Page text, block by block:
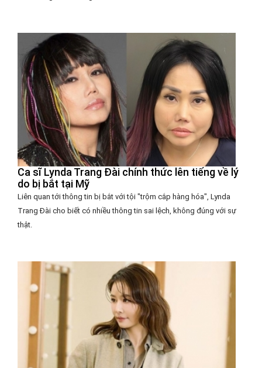
Ca sĩ Lynda Trang Đài chính thức lên tiếng về lý
do bị bắt tại Mỹ
Liên quan tới thông tin bị bắt với tội "trộm cắp hàng hóa", Lynda
Trang Đài cho biết có nhiều thông tin sai lệch, không đúng với sự
thật.